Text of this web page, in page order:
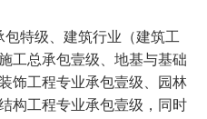
特级、建筑行业（建筑工
工总承包壹级、地基与基础
饰工程专业承包壹级、园林
构工程专业承包壹级，同时